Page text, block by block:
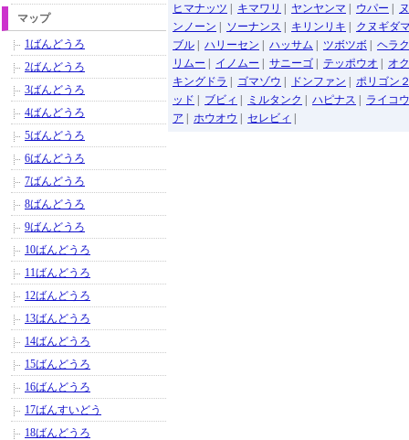
ヒマナッツ
キマワリ ヤンヤンマ ウパー
ンノーン
ソーナンス キリンリキ
クヌギダ
ブル
ハリーセン ハッサム ツボツボ
ヘラ
リムー
イノムー サニーゴ テッポウオ
オ
キングドラ
ゴマゾウ ドンファン
ポリゴン
ッド
ブビィ ミルタンク ハピナス
ライコウ
ア
ホウオウ セレビィ
マップ
1ばんどうろ
2ばんどうろ
3ばんどうろ
4ばんどうろ
5ばんどうろ
6ばんどうろ
7ばんどうろ
8ばんどうろ
9ばんどうろ
10ばんどうろ
11ばんどうろ
12ばんどうろ
13ばんどうろ
14ばんどうろ
15ばんどうろ
16ばんどうろ
17ばんすいどう
18ばんどうろ